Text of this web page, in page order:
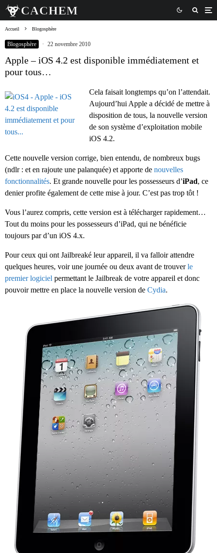
Accueil Blogosphère
Blogosphère · 22 novembre 2010
Apple – iOS 4.2 est disponible immédiatement et
pour tous…
Cela faisait longtemps qu’on l’attendait.
Aujourd’hui Apple a décidé de mettre à
disposition de tous, la nouvelle version
de son système d’exploitation mobile
iOS 4.2.
Cette nouvelle version corrige, bien entendu, de nombreux bugs
(ndlr : et en rajoute une palanquée) et apporte de nouvelles
fonctionnalités. Et grande nouvelle pour les possesseurs d’iPad, ce
denier profite également de cette mise à jour. C’est pas trop tôt !
Vous l’aurez compris, cette version est à télécharger rapidement…
Tout du moins pour les possesseurs d’iPad, qui ne bénéficie
toujours par d’un iOS 4.x.
Pour ceux qui ont Jailbreaké leur appareil, il va falloir attendre
quelques heures, voir une journée ou deux avant de trouverle
premier logiciel permettant le Jailbreak de votre appareil et donc
pouvoir mettre en place la nouvelle version de Cydia.